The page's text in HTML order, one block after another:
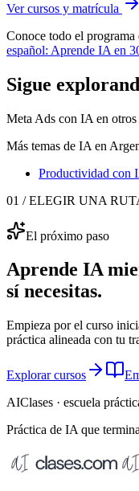
Ver cursos y matrícula
Conoce todo el programa
español: Aprende IA en
Sigue
Meta Ads con IA en otros
Más temas de IA en
Productividad con
01 / ELEGIR UNA
El próximo paso
Aprende IA
sí necesitas.
Empieza por el curso
práctica alineada con tu
Explorar cursos
AIClases · escuela
Práctica de IA que termina